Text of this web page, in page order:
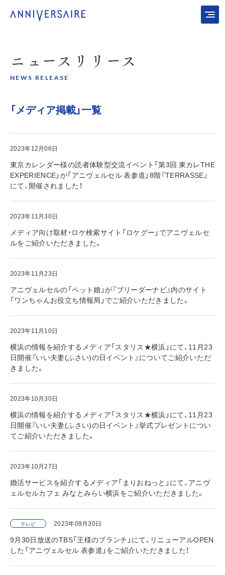
ニュース リリース
NEWS RELEASE
「メディア掲載」一覧
2023年12月06日
東京カレンダー様の読者体験型交流イベント「第3回 東カレTHE
EXPERIENCE」が「アニヴェルセル 表参道」8階『TERRASSE』
にて、開催されました！
2023年11月30日
メディア向け取材・ロケ検索サイト「ロケグー」でアニヴェルセ
ルをご紹介いただきました。
2023年11月23日
アニヴェルセルの「ペット婚」が『ブリーダーナビ』内のサイト
「ワンちゃんお役立ち情報局」でご紹介いただきました。
2023年11月10日
横浜の情報を紹介するメディア「スタリス★横浜」にて、11月23
日開催『いい夫妻(ふさい)の日イベント』についてご紹介いただ
きました。
2023年10月30日
横浜の情報を紹介するメディア「スタリス★横浜」にて、11月23
日開催『いい夫妻(ふさい)の日イベント』挙式プレゼントについ
てご紹介いただきました。
2023年10月27日
婚活サービスを紹介するメディア「まりおねっと」にて、アニヴ
ェルセルカフェ みなとみらい横浜をご紹介いただきました。
テレビ 2023年09月30日
9月30日放送のTBS「王様のブランチ」にて、リニューアルOPEN
した「アニヴェルセル 表参道」をご紹介いただきました！